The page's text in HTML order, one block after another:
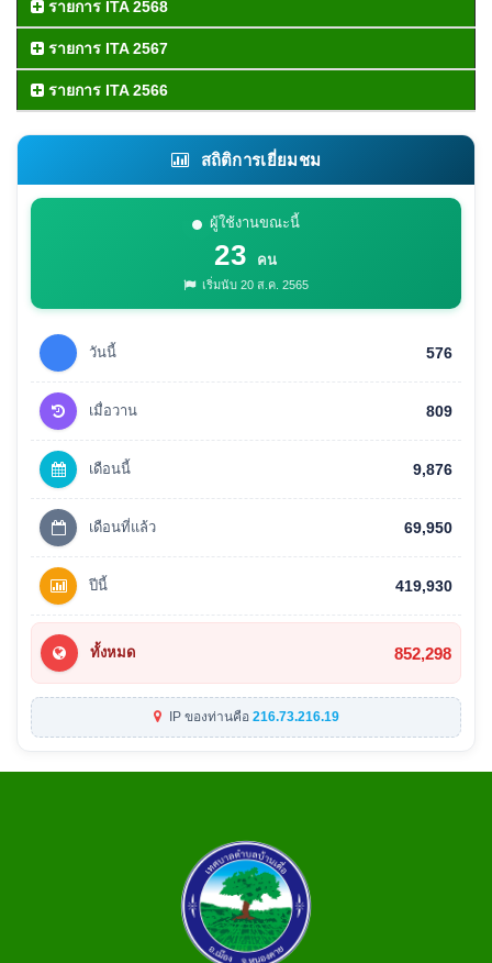
รายการ ITA 2568
รายการ ITA 2567
รายการ ITA 2566
สถิติการเยี่ยมชม
ผู้ใช้งานขณะนี้
23 คน
เริ่มนับ 20 ส.ค. 2565
วันนี้ 576
เมื่อวาน 809
เดือนนี้ 9,876
เดือนที่แล้ว 69,950
ปีนี้ 419,930
ทั้งหมด 852,298
IP ของท่านคือ 216.73.216.19